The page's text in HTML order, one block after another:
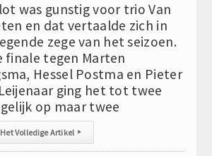
was gunstig voor trio Van
en dat vertaalde zich in
zege van het seizoen.
finale tegen Marten
Hessel Postma en Pieter
ging het tot twee
op maar twee
Het Volledige Artikel ▸